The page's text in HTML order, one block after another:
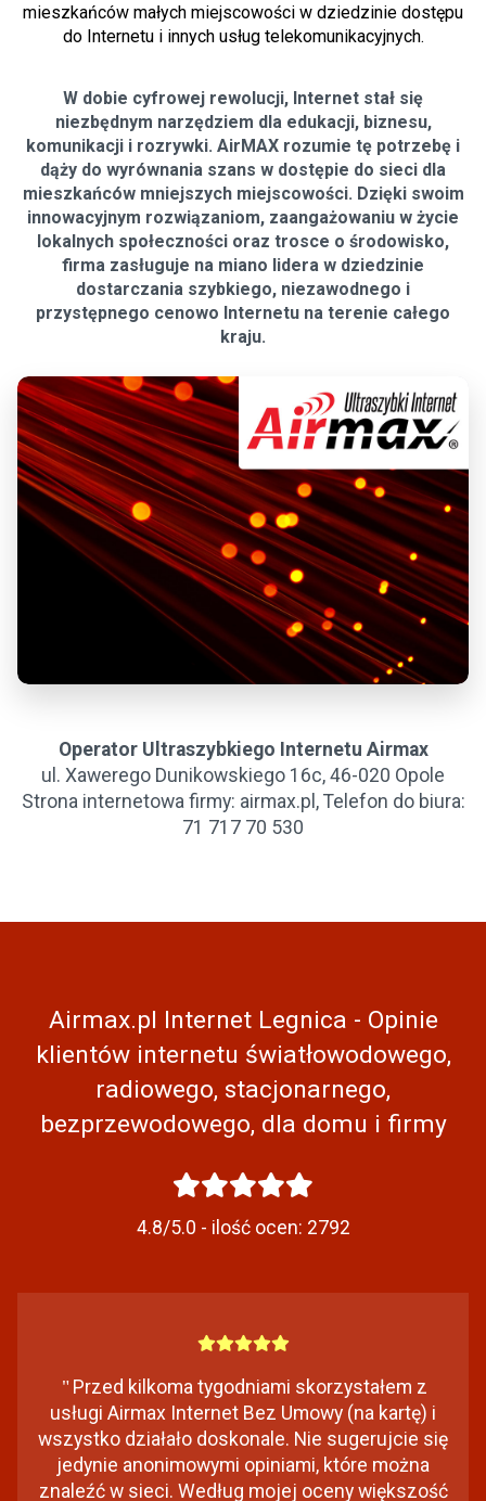
mieszkańców małych miejscowości w dziedzinie dostępu
do Internetu i innych usług telekomunikacyjnych.
W dobie cyfrowej rewolucji, Internet stał się
niezbędnym narzędziem dla edukacji, biznesu,
komunikacji i rozrywki. AirMAX rozumie tę potrzebę i
dąży do wyrównania szans w dostępie do sieci dla
mieszkańców mniejszych miejscowości. Dzięki swoim
innowacyjnym rozwiązaniom, zaangażowaniu w życie
lokalnych społeczności oraz trosce o środowisko,
firma zasługuje na miano lidera w dziedzinie
dostarczania szybkiego, niezawodnego i
przystępnego cenowo Internetu na terenie całego
kraju.
Operator Ultraszybkiego Internetu Airmax
ul. Xawerego Dunikowskiego 16c, 46-020 Opole
Strona internetowa firmy: airmax.pl, Telefon do biura:
71 717 70 530
Airmax.pl Internet Legnica - Opinie
klientów internetu światłowodowego,
radiowego, stacjonarnego,
bezprzewodowego, dla domu i firmy
4.8/5.0 - ilość ocen: 2792
" Przed kilkoma tygodniami skorzystałem z
usługi Airmax Internet Bez Umowy (na kartę) i
wszystko działało doskonale. Nie sugerujcie się
jedynie anonimowymi opiniami, które można
znaleźć w sieci. Według mojej oceny większość